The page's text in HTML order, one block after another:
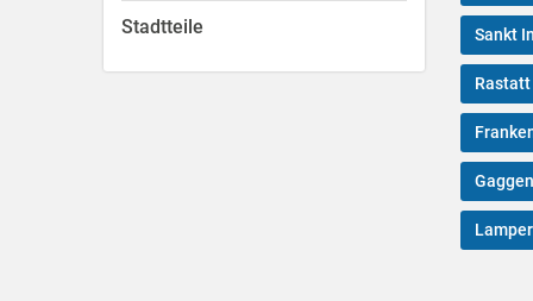
Stadtteile Sankt
Rastatt